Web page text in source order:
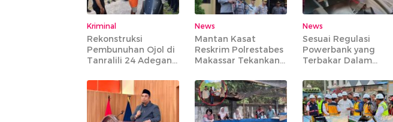
Kriminal
Rekonstruksi
Pembunuhan Ojol di
Tanralili 24 Adegan
News
Mantan Kasat
Reskrim Polrestabes
Makassar Tekankan
Pimpin Apel Perdana
di Mapolres Maros
News
Sesuai Regulasi
Powerbank yang
Terbakar Dalam
Rute Makassar-
Jakarta Bisa Dibawa